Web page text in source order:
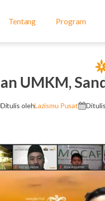
Tentang Program
UMKM,
Ditulis olehLazismu Pusat